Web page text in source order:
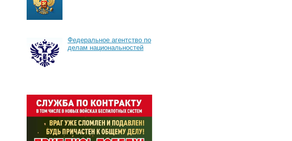
Федеральное агентство по
делам национальностей